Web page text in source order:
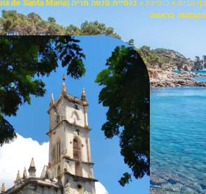
דף הבית »כנסיות »
בקוסטה בראווה